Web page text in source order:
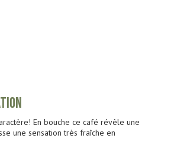
En bouche ce café révèle une
une sensation très fraîche en